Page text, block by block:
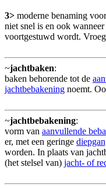
3> moderne benaming
niet snel is en ook
voortgestuwd wordt.
~jachtbaken:
baken behorende tot de
jachtbebakening noemt.
~jachtbebakening:
vorm van aanvullende
er, met een geringe
worden. In plaats van
(het stelsel van) jacht- of